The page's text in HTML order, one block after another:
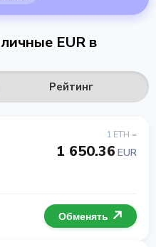
EUR в
Рейтинг
1 ETH =
1 650.36 EUR
Обменять